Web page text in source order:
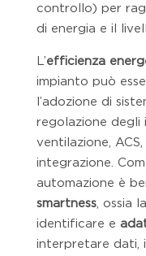
controllo) per
di energia e il
L’efficienza
impianto può
l’adozione di
regolazione degli
ventilazione,
integrazione.
automazione è
smartness, ossia
identificare e
interpretare dati,